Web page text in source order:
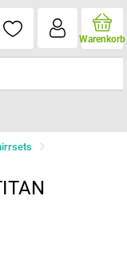
Warenkorb